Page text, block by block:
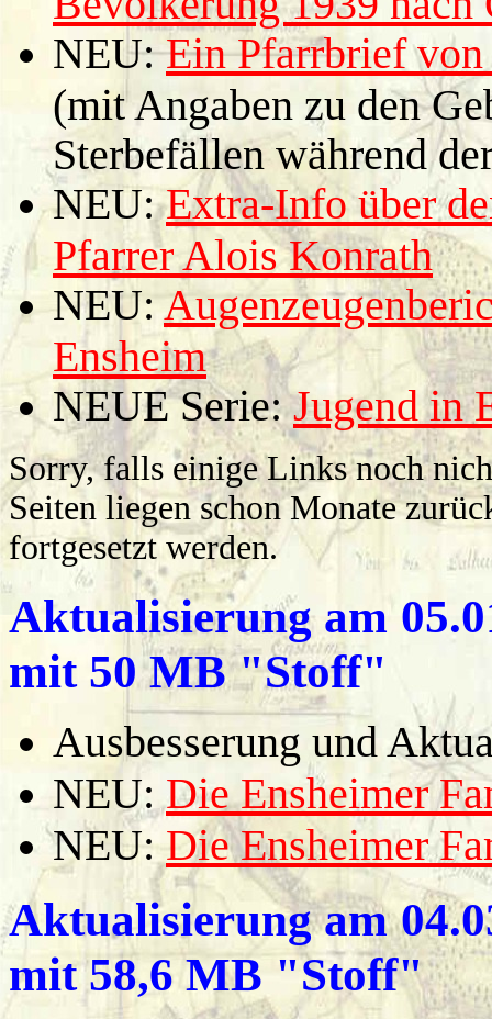
NEU:Ein Pfarrbrief von
(mit Angaben zu den
Sterbefällen während
NEU:Extra-Info über
Pfarrer Alois Konrath
NEU:
Ensheim
NEUE Serie:Jugend in
Sorry, falls einige Links noch
Seiten liegen schon Monate
fortgesetzt werden.
Aktualisierung am
mit 50 MB "Stoff"
Ausbesserung und
NEU:Die Ensheimer
NEU:Die Ensheimer
Aktualisierung am
mit 58,6 MB "Stoff"